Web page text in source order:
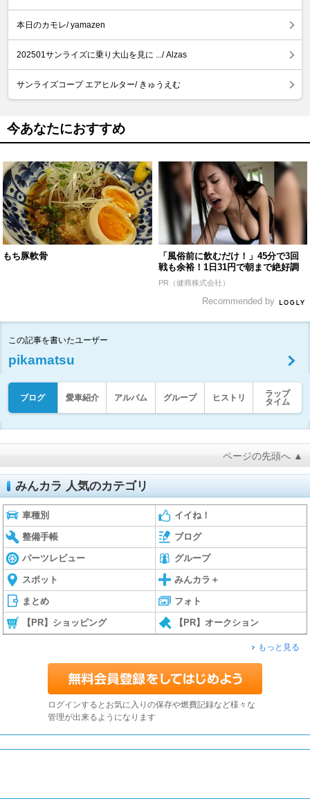
本日のカモレ/ yamazen
202501サンライズに乗り大山を見に .../ Alzas
サンライズコープ エアヒルター/ きゅうえむ
今あなたにおすすめ
もち豚軟骨
「風俗前に飲むだけ！」45分で3回
戦も余裕！1日31円で朝まで絶好調
PR（健商株式会社）
Recommended by
この記事を書いたユーザー
pikamatsu
ブログ 愛車紹介 アルバム グループ ヒストリ
ラップ
タイム
ページの先頭へ ▲
みんカラ 人気のカテゴリ
車種別 イイね！
整備手帳 ブログ
パーツレビュー グループ
スポット みんカラ＋
まとめ フォト
【PR】ショッピング 【PR】オークション
もっと見る
ログインするとお気に入りの保存や燃費記録など様々な
管理が出来るようになります